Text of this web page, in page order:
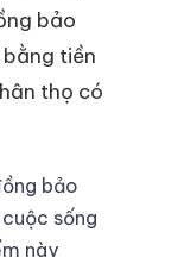
bảo
tiền
thọ có
bảo
sống
này